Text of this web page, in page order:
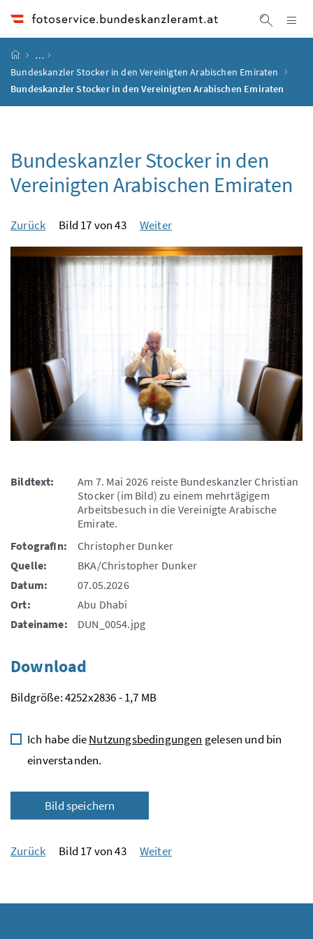
Suche
Startseite
…
Bundeskanzler Stocker in den Vereinigten Arabischen Emiraten
Bundeskanzler Stocker in den Vereinigten Arabischen Emiraten
Bundeskanzler Stocker in den
Vereinigten Arabischen Emiraten
Zurück Bild 17 von 43 Weiter
Bildtext:
Am 7. Mai 2026 reiste Bundeskanzler Christian
Stocker (im Bild) zu einem mehrtägigem
Arbeitsbesuch in die Vereinigte Arabische
Emirate.
FotografIn:
Christopher Dunker
Quelle:
BKA/Christopher Dunker
Datum:
07.05.2026
Ort:
Abu Dhabi
Dateiname:
DUN_0054.jpg
Download
Bildgröße: 4252x2836 - 1,7 MB
Ich habe dieNutzungsbedingungen gelesen und bin
einverstanden.
Bild speichern
Zurück Bild 17 von 43 Weiter